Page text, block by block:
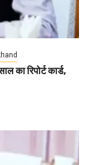
का रिपोर्ट कार्ड,